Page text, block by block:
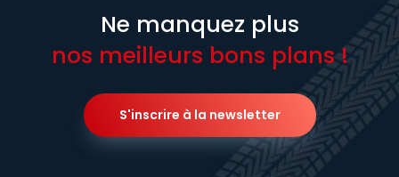
Ne manquez plus
nos meilleurs bons plans !
S'inscrire à la newsletter